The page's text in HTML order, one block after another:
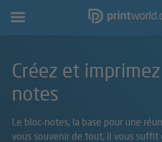
Navigation
principale
Créez et
notes
Le bloc-notes, la base pour une
vous souvenir de tout, il vous suffit